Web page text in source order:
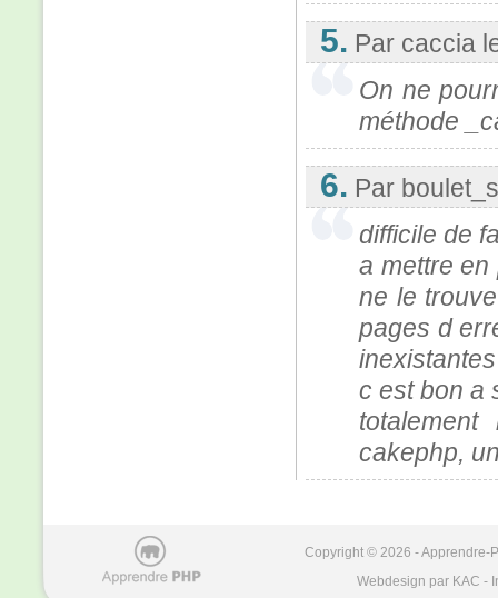
5. Par caccia
On ne
méthode
6. Par
difficile de
a mettre
ne le
pages d
c est bon a
cakephp,
Copyright © 2026 - Apprendre-
Webdesign par KAC -